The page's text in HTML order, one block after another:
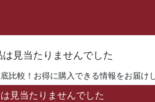
見当たりませんでした
比較！お得に購入できる情報をお届け
見当たりませんでした